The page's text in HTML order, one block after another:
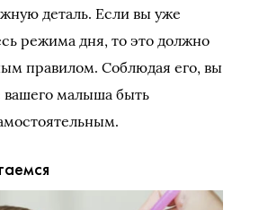
деталь. Если вы уже
режима дня, то это должно
правилом. Соблюдая его, вы
вашего малыша быть